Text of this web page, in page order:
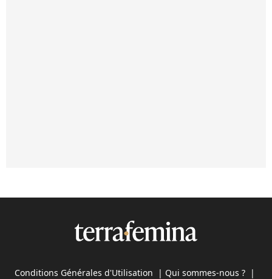
Conditions Générales d'Utilisation | Qui sommes-nous ? |